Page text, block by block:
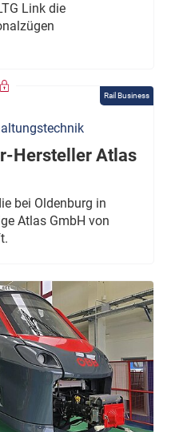
Link die
Rail Business
Hersteller Atlas
bei Oldenburg in
Atlas GmbH von